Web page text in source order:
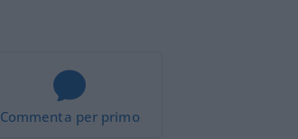
Commenta per primo